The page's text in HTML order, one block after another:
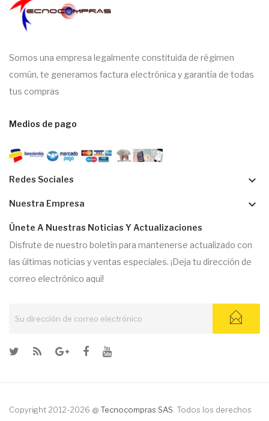
Somos una empresa legalmente constituida de régimen
común, te generamos factura electrónica y garantía de todas
tus compras
Medios de pago
Redes Sociales keyboard_arrow_down
Nuestra Empresa keyboard_arrow_down
Únete A Nuestras Noticias Y Actualizaciones
Disfrute de nuestro boletín para mantenerse actualizado con
las últimas noticias y ventas especiales. ¡Deja tu dirección de
correo electrónico aquí!
Copyright 2012-2026 @ Tecnocompras SAS . Todos los derechos